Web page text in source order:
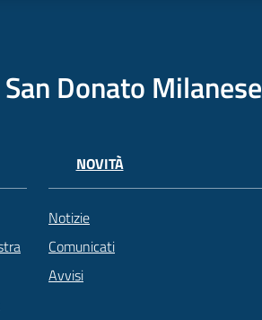
Donato Milanese
NOVITÀ
Notizie
Comunicati
Avvisi